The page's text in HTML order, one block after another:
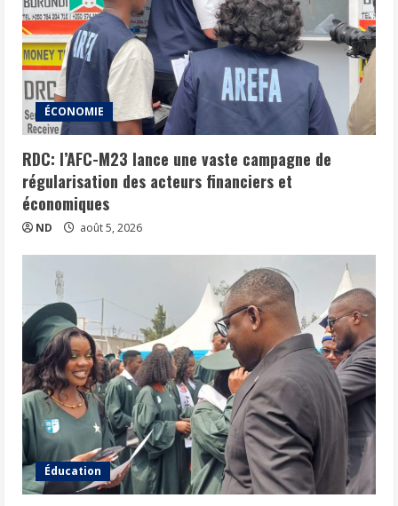
ÉCONOMIE
RDC: l’AFC-M23 lance une vaste campagne de
régularisation des acteurs financiers et
économiques
ND août 5, 2026
Éducation